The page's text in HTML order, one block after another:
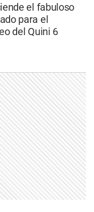
el fabuloso
para el
del Quini 6